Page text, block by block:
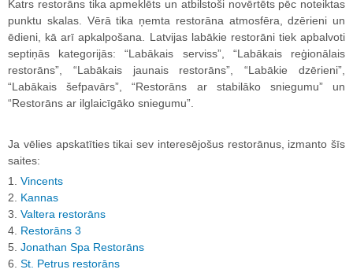
Katrs restorāns tika apmeklēts un atbilstoši novērtēts pēc noteiktas
punktu skalas. Vērā tika ņemta restorāna atmosfēra, dzērieni un
ēdieni, kā arī apkalpošana. Latvijas labākie restorāni tiek apbalvoti
septiņās kategorijās: “Labākais serviss”, “Labākais reģionālais
restorāns”, “Labākais jaunais restorāns”, “Labākie dzērieni”,
“Labākais šefpavārs”, “Restorāns ar stabilāko sniegumu” un
“Restorāns ar ilglaicīgāko sniegumu”.
Ja vēlies apskatīties tikai sev interesējošus restorānus, izmanto šīs
saites:
1. Vincents
2. Kannas
3. Valtera restorāns
4. Restorāns 3
5. Jonathan Spa Restorāns
6. St. Petrus restorāns